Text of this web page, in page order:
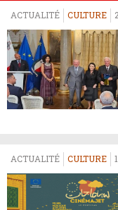
ACTUALITÉ CULTURE
ACTUALITÉ CULTURE